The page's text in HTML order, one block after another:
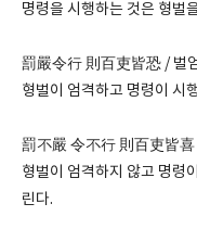
명령을 시행하는 것은 형벌
罰嚴令行 則百吏皆恐 / 벌
형벌이 엄격하고 명령이 시
罰不嚴 令不行 則百吏皆喜
형벌이 엄격하지 않고 명령
린다.